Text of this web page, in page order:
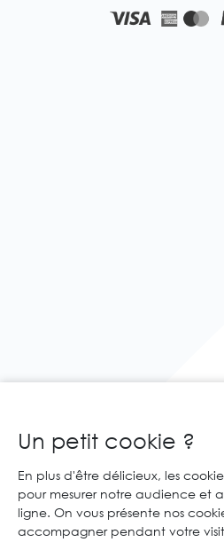
Un petit cookie ?
En plus d'être délicieux, les
pour mesurer notre audience et
ligne. On vous présente nos
accompagner pendant votre